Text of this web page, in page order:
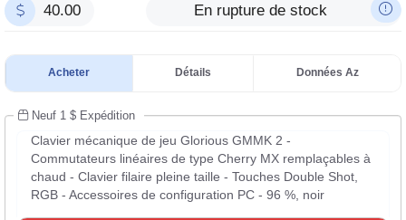
40.00 En rupture de stock
Acheter Détails Données Az
Neuf 1 $ Expédition
Clavier mécanique de jeu Glorious GMMK 2 -
Commutateurs linéaires de type Cherry MX remplaçables à
chaud - Clavier filaire pleine taille - Touches Double Shot,
RGB - Accessoires de configuration PC - 96 %, noir